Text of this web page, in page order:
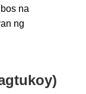
na
ng